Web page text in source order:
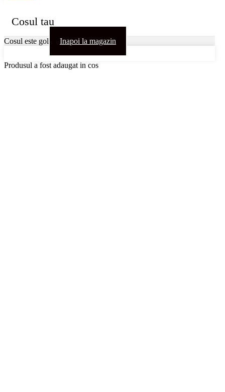
Cosul tau
Cosul este gol Inapoi la magazin
Produsul a fost adaugat in cos